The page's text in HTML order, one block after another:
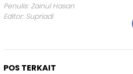
Penulis: Zainul Hasan
Editor: Supriadi
POS TERKAIT